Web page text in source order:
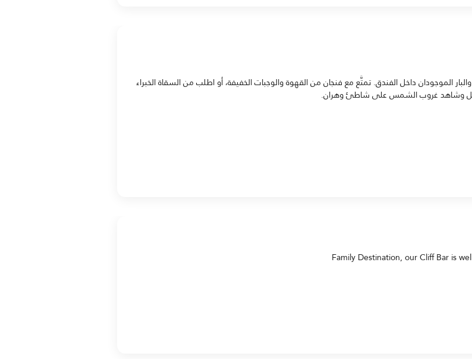
الموجودان داخل الفندق. تمتَّع مع فنجان من القهوة والوجبات الخفيفة، أو اطلب من السقاة الخبراء
وشاهد غروب الشمس على شاطئ وهران.
Family Destination, our Cliff Bar is